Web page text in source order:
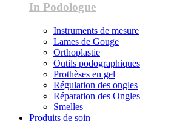
In Podologue
Instruments de mesure
Lames de Gouge
Orthoplastie
Outils podographiques
Prothèses en gel
Régulation des ongles
Réparation des Ongles
Smelles
Produits de soin